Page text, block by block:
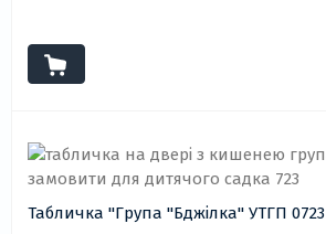
Табличка "Група "Бджілка" УТГП 0723